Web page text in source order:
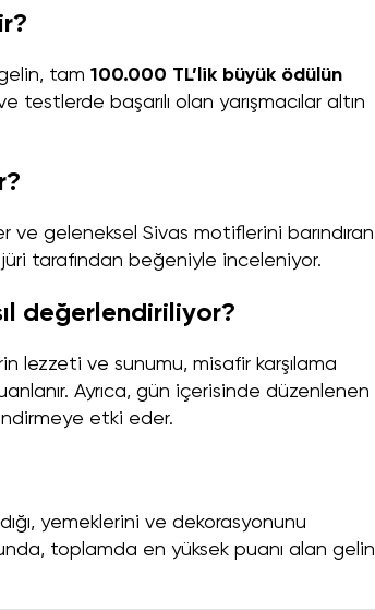
tam 100.000 TL’lik büyük ödülün
testlerde başarılı olan yarışmacılar altın
ve geleneksel Sivas motiflerini barındıran
jüri tarafından beğeniyle inceleniyor.
değerlendiriliyor?
lezzeti ve sunumu, misafir karşılama
Ayrıca, gün içerisinde düzenlenen
etki eder.
yemeklerini ve dekorasyonunu
toplamda en yüksek puanı alan gelin